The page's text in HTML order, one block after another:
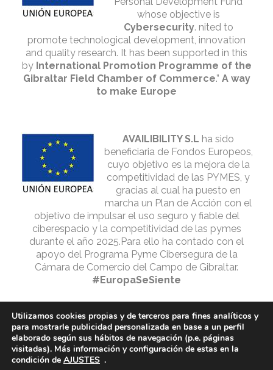
whose objective is
Cybersecurity. nited to
promote technological development, innovation
and quality research. It has been supported in this
by International Promotion Programme of the
Gibraltar Field Chamber of Commerce.” A way
to make Europe
AVAILIBILITY S.L ha sido
beneficiaria de Fondos Europeos,
cuyo objetivo es la mejora de la
competitividad de las PYMES, y
gracias al cual ha puesto en
marcha un Plan de Acción con el
objetivo de impulsar el uso seguro y fiable del
ciberespacio y la competitividad de las pymes
durante el año 2025.Para ello ha contado con el
apoyo del Programa Pyme Cibersegura de la
Cámara de Comercio del Campo de Gibraltar.
#EuropaSeSiente
© 2025 STONE BROTHERS GROUP | Alojado en
Utilizamos cookies propias y de terceros para fines analíticos y
para mostrarle publicidad personalizada en base a un perfil
elaborado según sus hábitos de navegación (p.e. páginas
visitadas). Más información y configuración de estas en la
condición de AJUSTES .